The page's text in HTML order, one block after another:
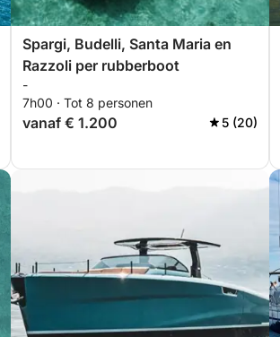
Spargi, Budelli, Santa Maria en
Razzoli per rubberboot
-
7h00 · Tot 8 personen
vanaf € 1.200 5 (20)